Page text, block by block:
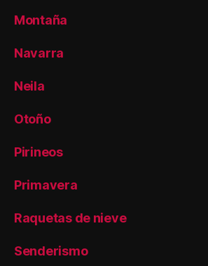
Montaña
Navarra
Neila
Otoño
Pirineos
Primavera
Raquetas de nieve
Senderismo